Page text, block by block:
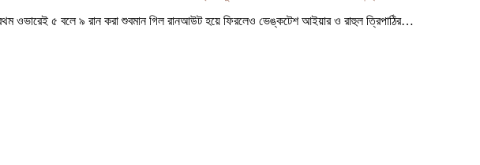
ওভারেই ৫ বলে ৯ রান করা শুবমান গিল রানআউট হয়ে ফিরলেও ভেঙ্কটেশ আইয়ার ও রাহুল ত্রিপাঠির…